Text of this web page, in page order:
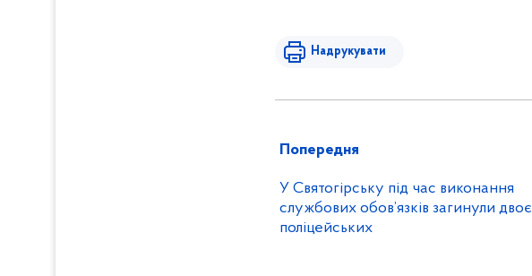
Надрукувати
Попередня
У Святогірську під час виконання
службових обов’язків загинули двоє
поліцейських